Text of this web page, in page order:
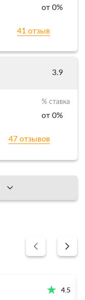
41 отзыв
от 0%
3.9
47 отзывов
% ставка
от 0%
4.5